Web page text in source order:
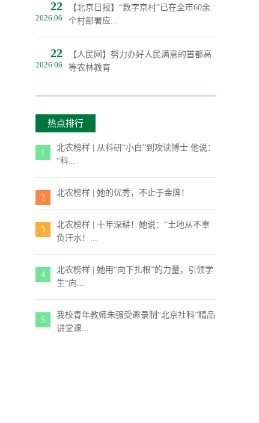
22
2026.06
【北京日报】“数字京村”已在全市60余
个村部署应...
22
2026.06
【人民网】努力办好人民满意的首都高
等农林教育
热点排行
1
北农榜样 | 从科研“小白”到攻读博士 他说：
“科...
2
北农榜样 | 她的优秀，不止于金牌！
3
北农榜样 | 十年深耕！她说：“土地从不辜
负汗水！...
4
北农榜样 | 她用“向下扎根”的力量，引领学
生“向...
5
我校青年教师朱强受邀录制“北京社科”精品
讲堂课...